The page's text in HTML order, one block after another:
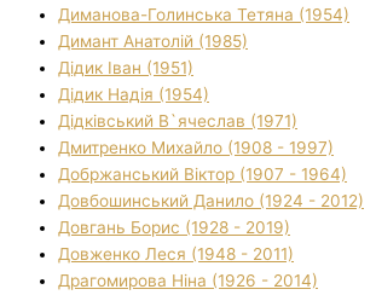
Диманова-Голинська Тетяна (1954)
Димант Анатолій (1985)
Дідик Іван (1951)
Дідик Надія (1954)
Дідківський В`ячеслав (1971)
Дмитренко Михайло (1908 - 1997)
Добржанський Віктор (1907 - 1964)
Довбошинський Данило (1924 - 2012)
Довгань Борис (1928 - 2019)
Довженко Леся (1948 - 2011)
Драгомирова Ніна (1926 - 2014)